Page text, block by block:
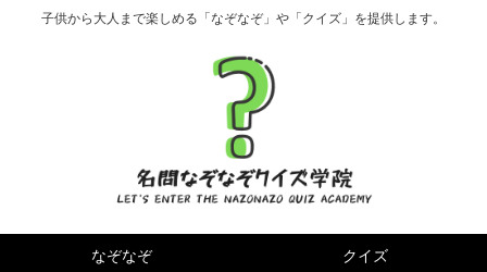
子供から大人まで楽しめる「なぞなぞ」や「クイズ」を提供します。
なぞなぞ クイズ